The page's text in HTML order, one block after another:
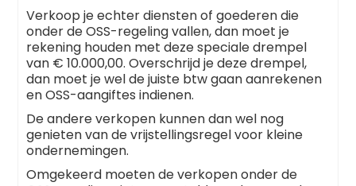
Verkoop je echter diensten of goederen die
onder de OSS-regeling vallen, dan moet je
rekening houden met deze speciale drempel
van € 10.000,00. Overschrijd je deze drempel,
dan moet je wel de juiste btw gaan aanrekenen
en OSS-aangiftes indienen.
De andere verkopen kunnen dan wel nog
genieten van de vrijstellingsregel voor kleine
ondernemingen.
Omgekeerd moeten de verkopen onder de